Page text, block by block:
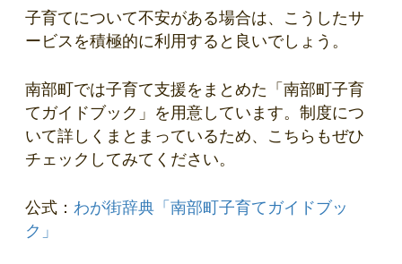
子育てについて不安がある場合は、こうしたサ
ービスを積極的に利用すると良いでしょう。
南部町では子育て支援をまとめた「南部町子育
てガイドブック」を用意しています。制度につ
いて詳しくまとまっているため、こちらもぜひ
チェックしてみてください。
公式： わが街辞典「南部町子育てガイドブッ
ク」